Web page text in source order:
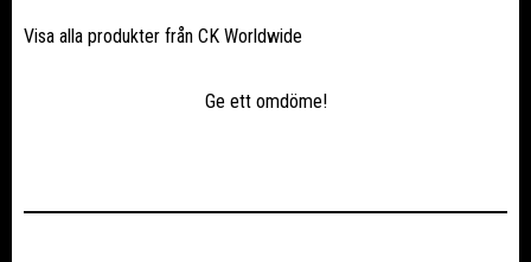
Visa alla produkter från CK Worldwide
Ge ett omdöme!